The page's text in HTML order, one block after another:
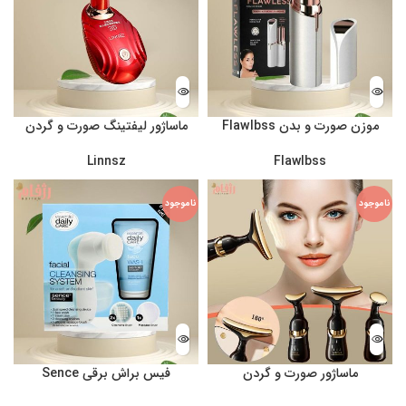
موزن صورت و بدن Flawlbss
Flawlbss
ماساژور لیفتینگ صورت و گردن
Linnsz
ناموجود
ماساژور صورت و گردن
ناموجود
فیس براش برقی Sence